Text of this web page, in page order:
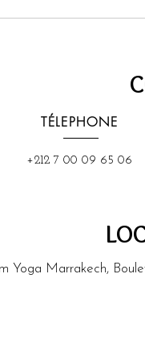
TÉLEPHONE
+212 7 00 09 65 06
Yoga Marrakech,